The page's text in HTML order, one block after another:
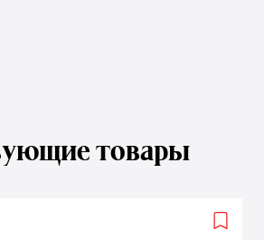
товары
Add